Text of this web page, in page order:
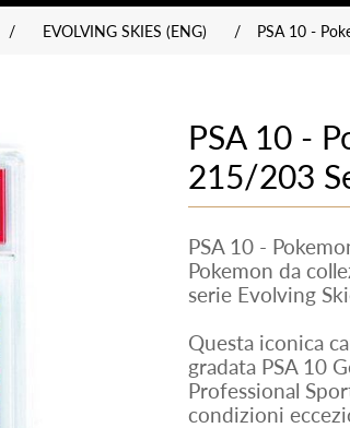
/ EVOLVING SKIES (ENG) / PSA 10 -
PSA 10 -
215/203
PSA 10 -
Pokemon da
serie Evolving
Questa iconica
gradata PSA 10
Professional
condizioni